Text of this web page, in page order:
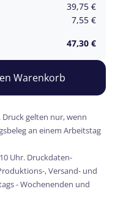
39,75 €
7,55 €
47,30 €
Warenkorb
gelten nur, wenn
an einem Arbeitstag
Uhr. Druckdaten-
, Versand- und
- Wochenenden und